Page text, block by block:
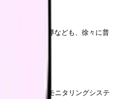
相談や服薬指導なども、徐々に普
活用した遠隔モニタリングシステ